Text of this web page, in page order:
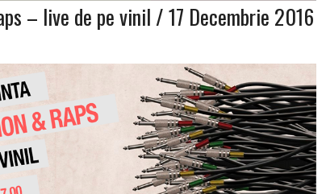
– live de pe vinil / 17 Decembrie 2016